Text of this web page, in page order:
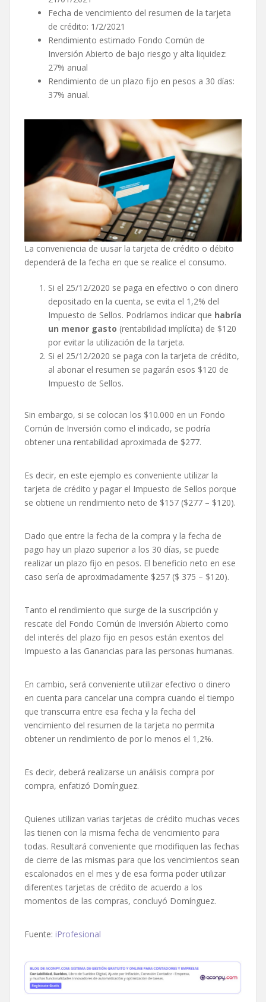
Fecha de vencimiento del resumen de la tarjeta
de crédito: 1/2/2021
Rendimiento estimado Fondo Común de
Inversión Abierto de bajo riesgo y alta liquidez:
27% anual
Rendimiento de un plazo fijo en pesos a 30 días:
37% anual.
La conveniencia de uusar la tarjeta de crédito o débito
dependerá de la fecha en que se realice el consumo.
Si el 25/12/2020 se paga en efectivo o con dinero
depositado en la cuenta, se evita el 1,2% del
Impuesto de Sellos. Podríamos indicar que habría
un menor gasto (rentabilidad implícita) de $120
por evitar la utilización de la tarjeta.
Si el 25/12/2020 se paga con la tarjeta de crédito,
al abonar el resumen se pagarán esos $120 de
Impuesto de Sellos.
Sin embargo, si se colocan los $10.000 en un Fondo
Común de Inversión como el indicado, se podría
obtener una rentabilidad aproximada de $277.
Es decir, en este ejemplo es conveniente utilizar la
tarjeta de crédito y pagar el Impuesto de Sellos porque
se obtiene un rendimiento neto de $157 ($277 – $120).
Dado que entre la fecha de la compra y la fecha de
pago hay un plazo superior a los 30 días, se puede
realizar un plazo fijo en pesos. El beneficio neto en ese
caso sería de aproximadamente $257 ($ 375 – $120).
Tanto el rendimiento que surge de la suscripción y
rescate del Fondo Común de Inversión Abierto como
del interés del plazo fijo en pesos están exentos del
Impuesto a las Ganancias para las personas humanas.
En cambio, será conveniente utilizar efectivo o dinero
en cuenta para cancelar una compra cuando el tiempo
que transcurra entre esa fecha y la fecha del
vencimiento del resumen de la tarjeta no permita
obtener un rendimiento de por lo menos el 1,2%.
Es decir, deberá realizarse un análisis compra por
compra, enfatizó Domínguez.
Quienes utilizan varias tarjetas de crédito muchas veces
las tienen con la misma fecha de vencimiento para
todas. Resultará conveniente que modifiquen las fechas
de cierre de las mismas para que los vencimientos sean
escalonados en el mes y de esa forma poder utilizar
diferentes tarjetas de crédito de acuerdo a los
momentos de las compras, concluyó Domínguez.
Fuente: iProfesional